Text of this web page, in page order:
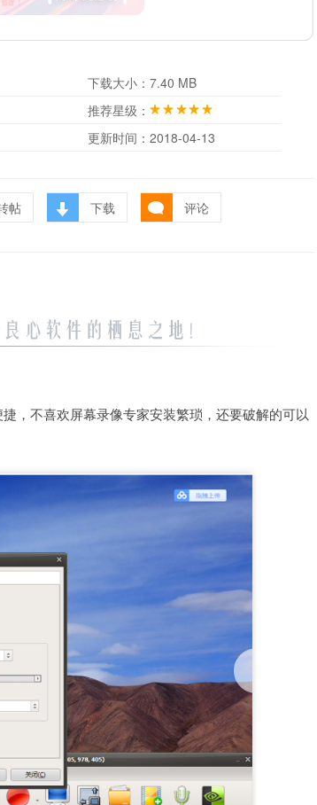
下载大小： 7.40 MB
推荐星级：
更新时间： 2018-04-13
帖 下载 评论
，不喜欢屏幕录像专家安装繁琐，还要破解的可以